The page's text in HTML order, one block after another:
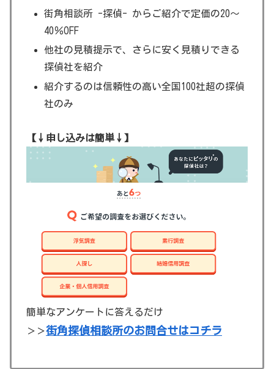
街角相談所 -探偵- からご紹介で定価の20～
40％OFF
他社の見積提示で、さらに安く見積りできる
探偵社を紹介
紹介するのは信頼性の高い全国100社超の探偵
社のみ
【↓申し込みは簡単↓】
簡単なアンケートに答えるだけ
＞＞街角探偵相談所のお問合せはコチラ